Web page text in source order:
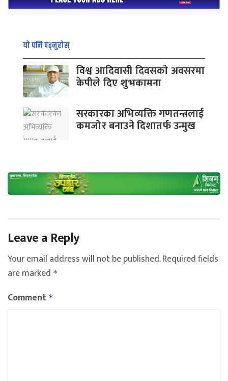
यो पनि पढ्नुहोस्
विश्व आदिवासी दिवसकाे अवसरमा
केपीले दिए शुभकामना
सरकारका अभिव्यक्ति गणतन्त्रलाई
कमजोर बनाउने दिशातर्फ उन्मुख
Leave a Reply
Your email address will not be published.Required fields
are marked *
Comment *